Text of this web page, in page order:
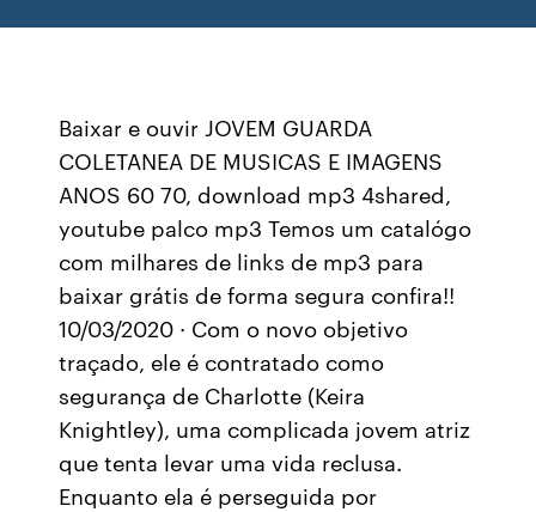
Baixar e ouvir JOVEM GUARDA
COLETANEA DE MUSICAS E IMAGENS
ANOS 60 70, download mp3 4shared,
youtube palco mp3 Temos um catalógo
com milhares de links de mp3 para
baixar grátis de forma segura confira!!
10/03/2020 · Com o novo objetivo
traçado, ele é contratado como
segurança de Charlotte (Keira
Knightley), uma complicada jovem atriz
que tenta levar uma vida reclusa.
Enquanto ela é perseguida por